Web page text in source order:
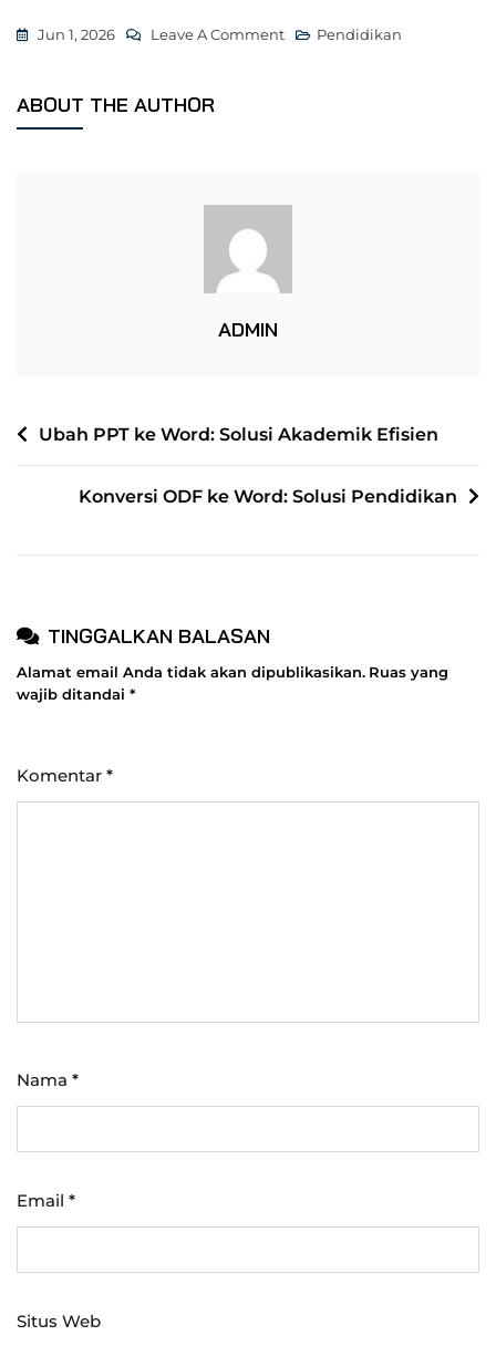
Jun 1, 2026 Leave A CommentOn
Kampus
Pendidikan
ABOUT THE AUTHOR
ADMIN
NAVIGASI
Ubah PPT ke Word: Solusi Akademik Efisien
Konversi ODF ke Word: Solusi Pendidikan
TINGGALKAN BALASAN
Alamat email Anda tidak akan dipublikasikan. Ruas yang
wajib ditandai *
Komentar *
Nama *
Email *
Situs Web